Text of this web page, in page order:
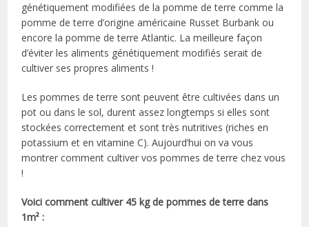
génétiquement modifiées de la pomme de terre comme la
pomme de terre d’origine américaine Russet Burbank ou
encore la pomme de terre Atlantic. La meilleure façon
d’éviter les aliments génétiquement modifiés serait de
cultiver ses propres aliments !
Les pommes de terre sont peuvent être cultivées dans un
pot ou dans le sol, durent assez longtemps si elles sont
stockées correctement et sont très nutritives (riches en
potassium et en vitamine C). Aujourd’hui on va vous
montrer comment cultiver vos pommes de terre chez vous
!
Voici comment cultiver 45 kg de pommes de terre dans
1m² :